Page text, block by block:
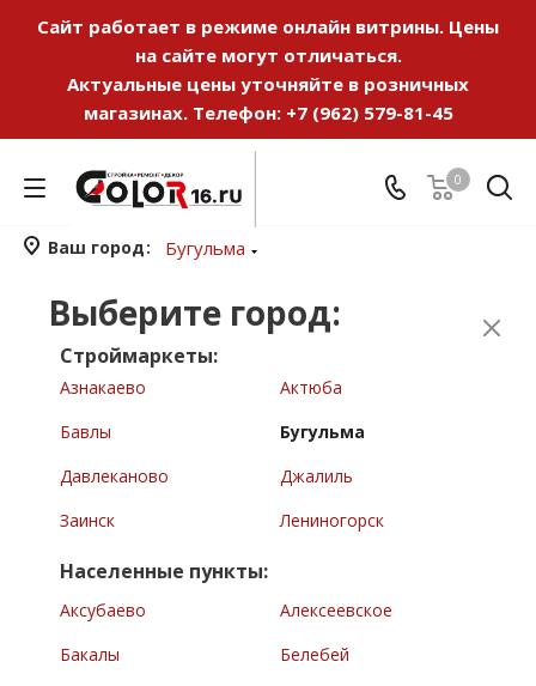
Сайт работает в режиме онлайн витрины. Цены
на сайте могут отличаться.
Актуальные цены уточняйте в розничных
магазинах. Телефон: +7 (962) 579-81-45
0
Ваш город Бугульма
Выберите город:
Строймаркеты:
Азнакаево
Актюба
Бавлы
Бугульма
Давлеканово
Джалиль
Заинск
Лениногорск
Населенные пункты:
Аксубаево
Алексеевское
Бакалы
Белебей